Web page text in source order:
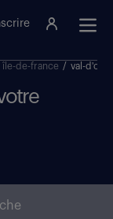
île-de-france / val-d'oise